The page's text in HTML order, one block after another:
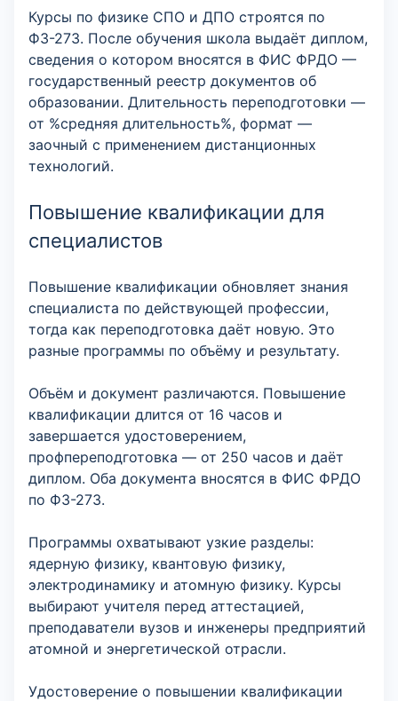
Курсы по физике СПО и ДПО строятся по
ФЗ-273. После обучения школа выдаёт диплом,
сведения о котором вносятся в ФИС ФРДО —
государственный реестр документов об
образовании. Длительность переподготовки —
от %средняя длительность%, формат —
заочный с применением дистанционных
технологий.
Повышение квалификации для
специалистов
Повышение квалификации обновляет знания
специалиста по действующей профессии,
тогда как переподготовка даёт новую. Это
разные программы по объёму и результату.
Объём и документ различаются. Повышение
квалификации длится от 16 часов и
завершается удостоверением,
профпереподготовка — от 250 часов и даёт
диплом. Оба документа вносятся в ФИС ФРДО
по ФЗ-273.
Программы охватывают узкие разделы:
ядерную физику, квантовую физику,
электродинамику и атомную физику. Курсы
выбирают учителя перед аттестацией,
преподаватели вузов и инженеры предприятий
атомной и энергетической отрасли.
Удостоверение о повышении квалификации